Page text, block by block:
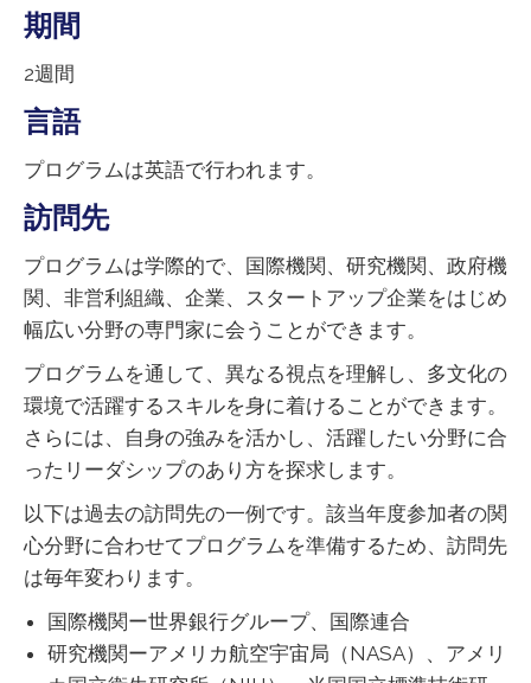
期間
2週間
言語
プログラムは英語で行われます。
訪問先
プログラムは学際的で、国際機関、研究機関、政府機
関、非営利組織、企業、スタートアップ企業をはじめ
幅広い分野の専門家に会うことができます。
プログラムを通して、異なる視点を理解し、多文化の
環境で活躍するスキルを身に着けることができます。
さらには、自身の強みを活かし、活躍したい分野に合
ったリーダシップのあり方を探求します。
以下は過去の訪問先の一例です。該当年度参加者の関
心分野に合わせてプログラムを準備するため、訪問先
は毎年変わります。
国際機関ー世界銀行グループ、国際連合
研究機関ーアメリカ航空宇宙局（NASA）、アメリ